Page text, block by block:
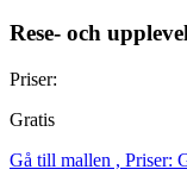
Rese- och
Priser:
Gratis
Gå till mallen , Priser: